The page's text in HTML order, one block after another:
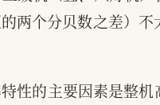
两个分贝数之差）
性的主要因素是整